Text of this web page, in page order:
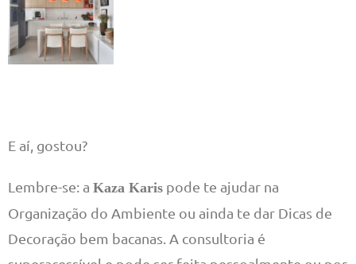
E aí, gostou?
Lembre-se: a Kaza Karis pode te ajudar na
Organização do Ambiente ou ainda te dar Dicas de
Decoração bem bacanas. A consultoria é